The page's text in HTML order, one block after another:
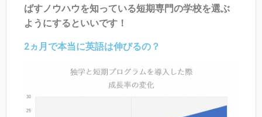
ばすノウハウを知っている短期専門の学校を選ぶ
ようにするといいです！
2ヵ月で本当に英語は伸びるの？